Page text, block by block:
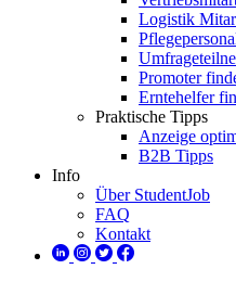
Logistik
Promoter
Erntehelfer
Praktische Tipps
Anzeige
B2B Tipps
Info
Über StudentJob
FAQ
Kontakt